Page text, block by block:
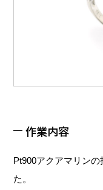
作業内容
Pt900アクアマリン
た。